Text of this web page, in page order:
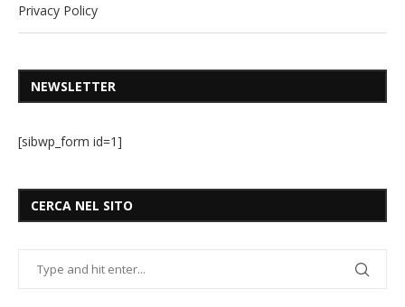
Privacy Policy
NEWSLETTER
[sibwp_form id=1]
CERCA NEL SITO